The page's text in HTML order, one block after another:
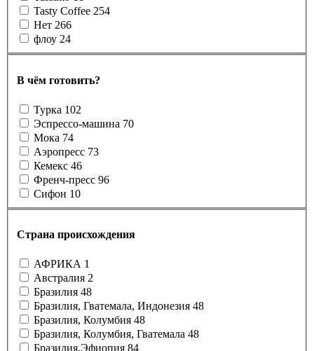
Tasty Coffee 254
Нет 266
флоу 24
В чём готовить?
Турка 102
Эспрессо-машина 70
Мока 74
Аэропресс 73
Кемекс 46
Френч-пресс 96
Сифон 10
Страна происхождения
АФРИКА 1
Австралия 2
Бразилия 48
Бразилия, Гватемала, Индонезия 48
Бразилия, Колумбия 48
Бразилия, Колумбия, Гватемала 48
Бразилия,Эфиопия 84